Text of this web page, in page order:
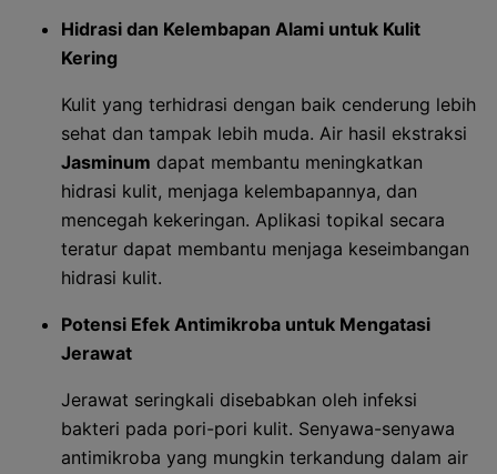
Hidrasi dan Kelembapan Alami untuk Kulit
Kering
Kulit yang terhidrasi dengan baik cenderung lebih
sehat dan tampak lebih muda. Air hasil ekstraksi
Jasminum dapat membantu meningkatkan
hidrasi kulit, menjaga kelembapannya, dan
mencegah kekeringan. Aplikasi topikal secara
teratur dapat membantu menjaga keseimbangan
hidrasi kulit.
Potensi Efek Antimikroba untuk Mengatasi
Jerawat
Jerawat seringkali disebabkan oleh infeksi
bakteri pada pori-pori kulit. Senyawa-senyawa
antimikroba yang mungkin terkandung dalam air